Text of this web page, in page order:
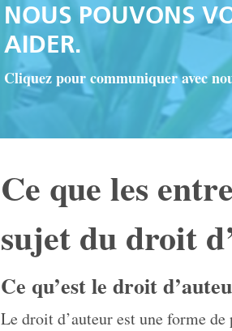
NOUS POUVONS
AIDER.
Cliquez pour communiquer avec
Ce que les
sujet du droit
Ce qu’est le droit
Le droit d’auteur est une forme